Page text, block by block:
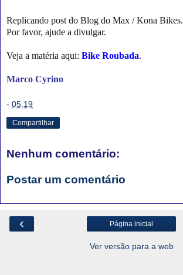
Replicando post do Blog do Max / Kona Bikes.
Por favor, ajude a divulgar.
Veja a matéria aqui: Bike Roubada.
Marco Cyrino
- 05:19
Compartilhar
Nenhum comentário:
Postar um comentário
‹ Página inicial
Ver versão para a web